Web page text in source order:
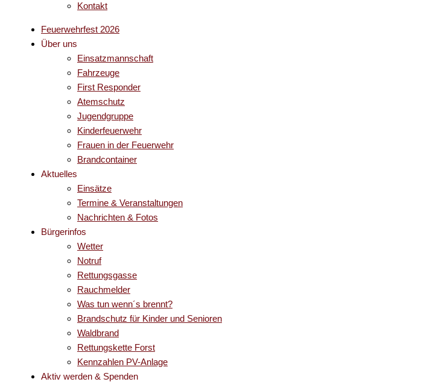
Kontakt
Feuerwehrfest 2026
Über uns
Einsatzmannschaft
Fahrzeuge
First Responder
Atemschutz
Jugendgruppe
Kinderfeuerwehr
Frauen in der Feuerwehr
Brandcontainer
Aktuelles
Einsätze
Termine & Veranstaltungen
Nachrichten & Fotos
Bürgerinfos
Wetter
Notruf
Rettungsgasse
Rauchmelder
Was tun wenn´s brennt?
Brandschutz für Kinder und Senioren
Waldbrand
Rettungskette Forst
Kennzahlen PV-Anlage
Aktiv werden & Spenden